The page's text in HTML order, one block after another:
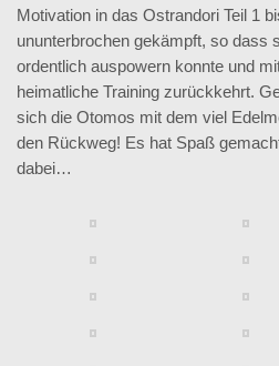
Motivation in das Ostrandori Teil 1
ununterbrochen gekämpft, so dass
ordentlich auspowern konnte und
heimatliche Training zurückkehrt.
sich die Otomos mit dem viel
den Rückweg! Es hat Spaß
dabei…